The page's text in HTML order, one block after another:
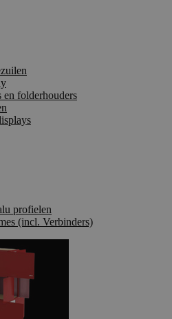
en folderhouders
profielen
(incl. Verbinders)